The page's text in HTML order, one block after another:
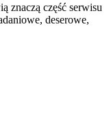
znaczą część serwisu
deserowe,